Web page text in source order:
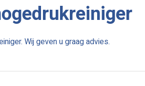
Wij geven u graag advies.